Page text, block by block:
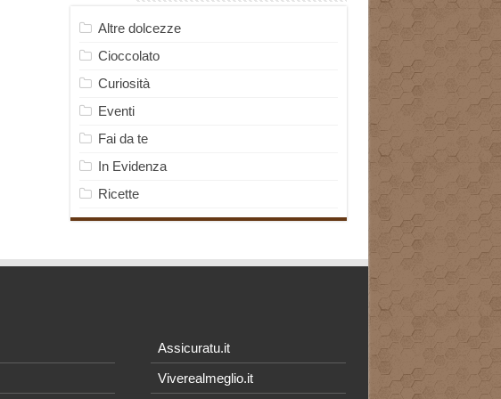
Altre dolcezze
Cioccolato
Curiosità
Eventi
Fai da te
In Evidenza
Ricette
Assicuratu.it
Viverealmeglio.it